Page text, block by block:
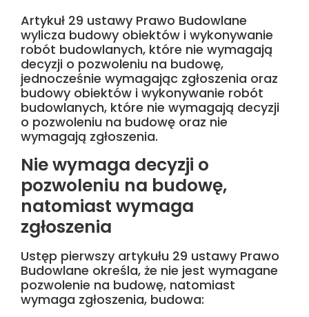
Artykuł 29 ustawy Prawo Budowlane
wylicza budowy obiektów i wykonywanie
robót budowlanych, które nie wymagają
decyzji o pozwoleniu na budowę,
jednocześnie wymagając zgłoszenia oraz
budowy obiektów i wykonywanie robót
budowlanych, które nie wymagają decyzji
o pozwoleniu na budowę oraz nie
wymagają zgłoszenia.
Nie wymaga decyzji o
pozwoleniu na budowę,
natomiast wymaga
zgłoszenia
Ustęp pierwszy artykułu 29 ustawy Prawo
Budowlane określa, że nie jest wymagane
pozwolenie na budowę, natomiast
wymaga zgłoszenia, budowa: